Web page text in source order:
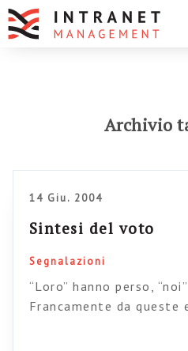
Archivio
14 Giu. 2004
Sintesi del voto
Segnalazioni
“Loro” hanno perso,
Francamente da queste